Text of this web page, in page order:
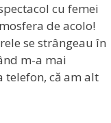
cu femei
de acolo!
se strângeau în
m-a mai
telefon, că am alt